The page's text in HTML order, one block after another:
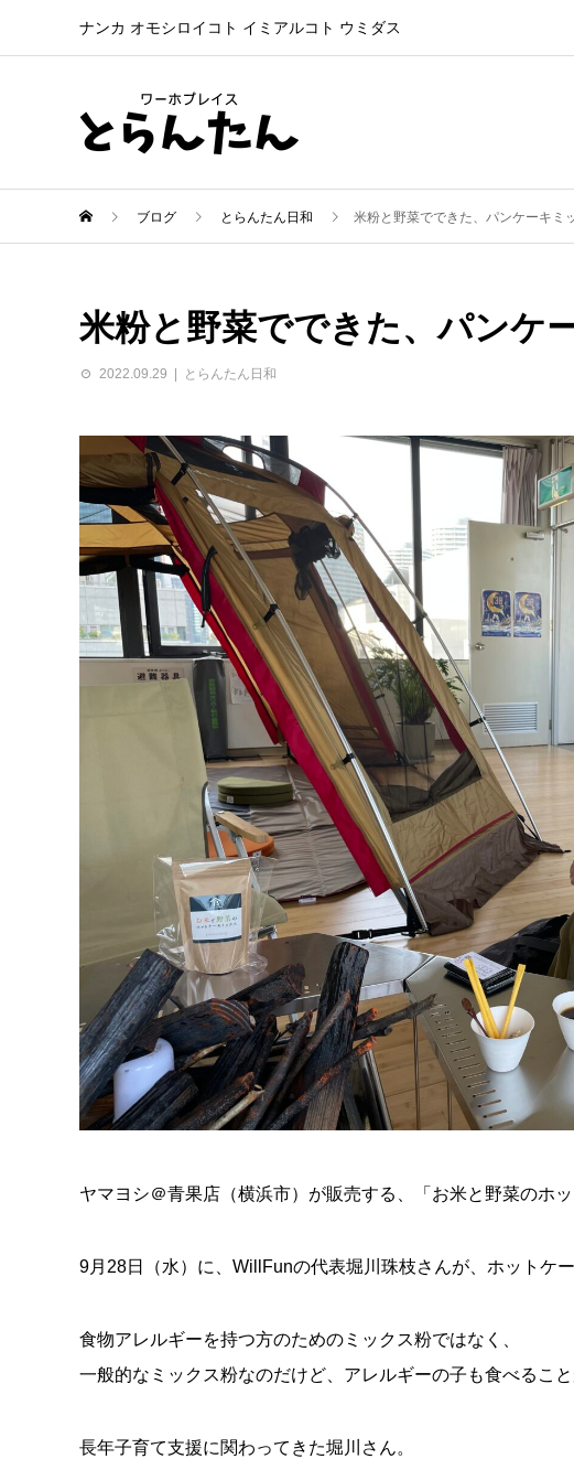
ナンカ オモシロイコト イミアルコト ウミダス
ブログ とらんたん日和 米粉と野菜でできた、パンケーキミ
米粉と野菜でできた、パンケ
2022.09.29 とらんたん日和
ヤマヨシ＠青果店（横浜市）が販売する、「お米と野菜のホッ
9月28日（水）に、WillFunの代表堀川珠枝さんが、ホットケ
食物アレルギーを持つ方のためのミックス粉ではなく、
一般的なミックス粉なのだけど、アレルギーの子も食べるこ
長年子育て支援に関わってきた堀川さん。